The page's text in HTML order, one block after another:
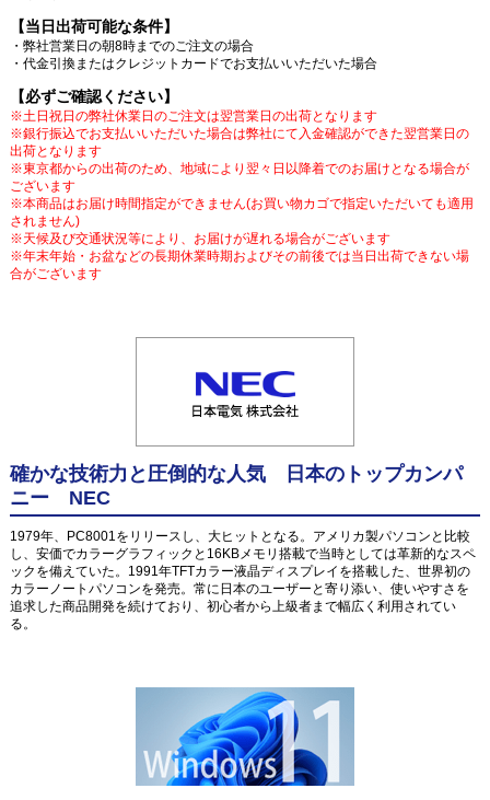
【当日出荷可能な条件】
・弊社営業日の朝8時までのご注文の場合
・代金引換またはクレジットカードでお支払いいただいた場合
【必ずご確認ください】
※土日祝日の弊社休業日のご注文は翌営業日の出荷となります
※銀行振込でお支払いいただいた場合は弊社にて入金確認ができた翌営業日の
出荷となります
※東京都からの出荷のため、地域により翌々日以降着でのお届けとなる場合が
ございます
※本商品はお届け時間指定ができません(お買い物カゴで指定いただいても適用
されません)
※天候及び交通状況等により、お届けが遅れる場合がございます
※年末年始・お盆などの長期休業時期およびその前後では当日出荷できない場
合がございます
確かな技術力と圧倒的な人気 日本のトップカンパ
ニー NEC
1979年、PC8001をリリースし、大ヒットとなる。アメリカ製パソコンと比較
し、安価でカラーグラフィックと16KBメモリ搭載で当時としては革新的なスペ
ックを備えていた。1991年TFTカラー液晶ディスプレイを搭載した、世界初の
カラーノートパソコンを発売。常に日本のユーザーと寄り添い、使いやすさを
追求した商品開発を続けており、初心者から上級者まで幅広く利用されてい
る。